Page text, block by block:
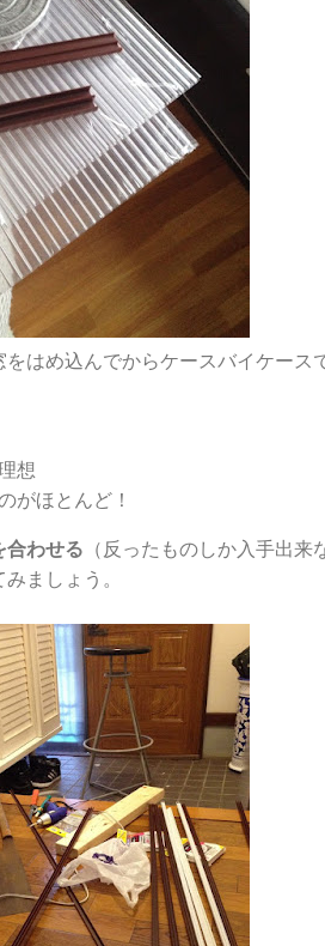
はめ込んでからケースバイケース
想
がほとんど！
合わせる （反ったものしか入手出
ましょう。